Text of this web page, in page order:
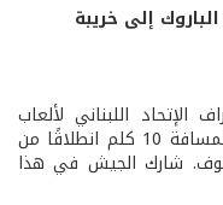
إلى خريبة
الإتحاد اللبناني لألعاب
القوى، نظّم نادي الإيليت للركض سباق لمسافة 10 كلم انطلاقًا من
شارك الجيش في هذا